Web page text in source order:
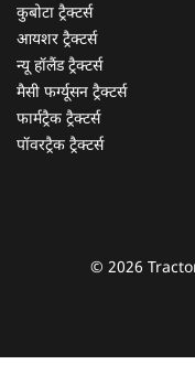
कुबोटा ट्रैक्टर्स
आयशर ट्रैक्टर्स
न्यू हॉलैंड ट्रैक्टर्स
मैसी फर्ग्यूसन ट्रैक्टर्स
फार्मट्रैक ट्रैक्टर्स
पॉवरट्रैक ट्रैक्टर्स
© 2026